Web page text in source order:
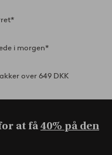
i morgen*
over 649 DKK
at få40% på den